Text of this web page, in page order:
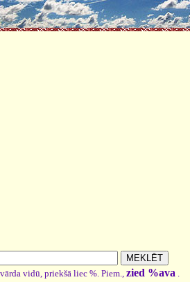
vidū, priekšā liec %. Piem.,zied %ava .